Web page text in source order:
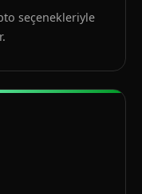
seçenekleriyle